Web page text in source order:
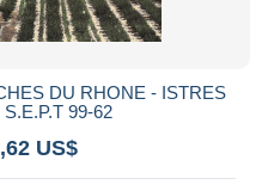
DU RHONE - ISTRES
99-62
US$